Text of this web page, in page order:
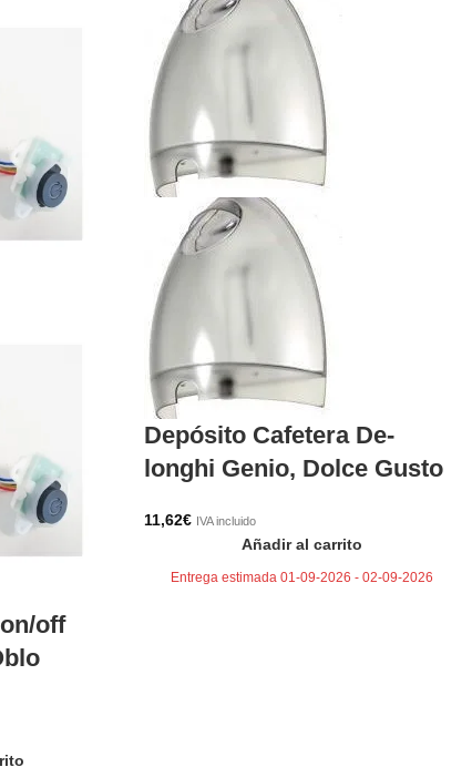
off
Depósito Cafetera De-
longhi Genio, Dolce Gusto
11,62€ IVA incluido
Añadir al carrito
Entrega estimada 01-09-2026 - 02-09-2026